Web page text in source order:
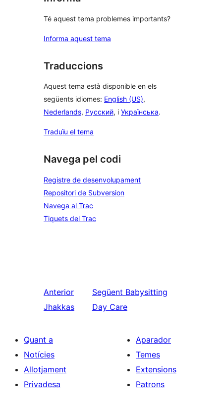
Té aquest tema problemes importants?
Informa aquest tema
Traduccions
Aquest tema està disponible en els
següents idiomes: English (US),
Nederlands, Русский, i Українська.
Traduïu el tema
Navega pel codi
Registre de desenvolupament
Repositori de Subversion
Navega al Trac
Tiquets del Trac
Anterior
Jhakkas
Següent Babysitting
Day Care
Quant a
Notícies
Allotjament
Privadesa
Aparador
Temes
Extensions
Patrons